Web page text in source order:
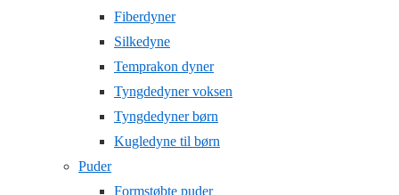
Fiberdyner
Silkedyne
Temprakon dyner
Tyngdedyner voksen
Tyngdedyner børn
Kugledyne til børn
Puder
Formstøbte puder